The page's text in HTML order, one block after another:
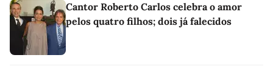
Cantor Roberto Carlos celebra o amor
pelos quatro filhos; dois já falecidos